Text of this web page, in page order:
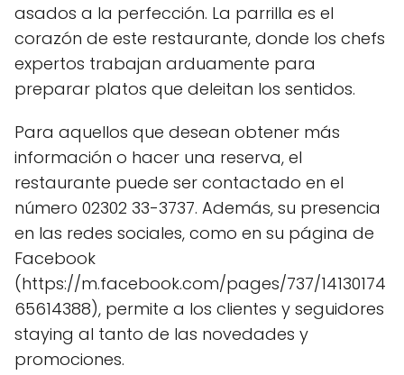
asados a la perfección. La parrilla es el
corazón de este restaurante, donde los chefs
expertos trabajan arduamente para
preparar platos que deleitan los sentidos.
Para aquellos que desean obtener más
información o hacer una reserva, el
restaurante puede ser contactado en el
número 02302 33-3737. Además, su presencia
en las redes sociales, como en su página de
Facebook
(https://m.facebook.com/pages/737/14130174
65614388), permite a los clientes y seguidores
staying al tanto de las novedades y
promociones.